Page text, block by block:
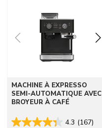
MACHINE À EXPRESSO
SEMI-AUTOMATIQUE AVEC
BROYEUR À CAFÉ
4.3 (167)